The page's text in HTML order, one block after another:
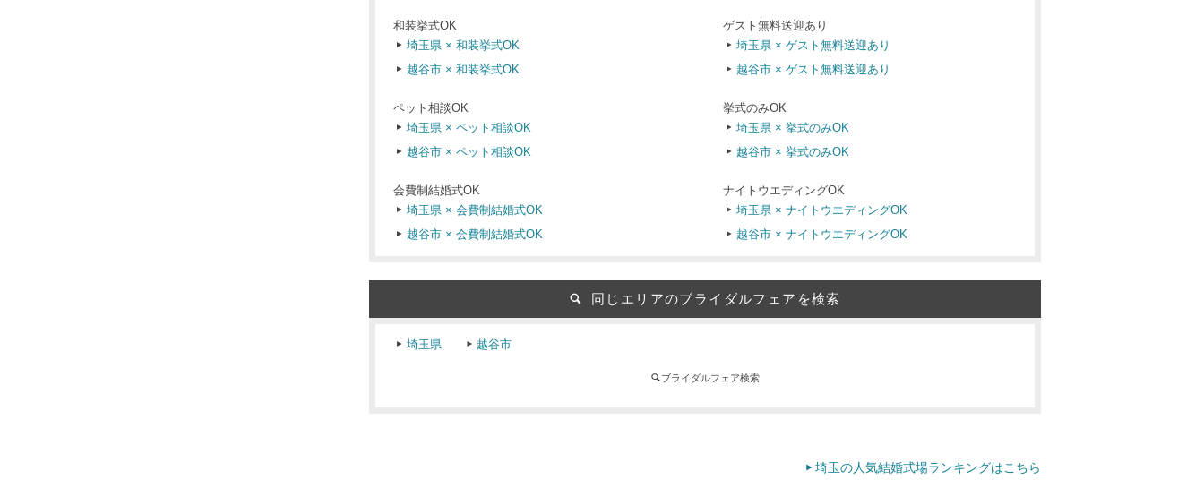
和装挙式OK
埼玉県 × 和装挙式OK
越谷市 × 和装挙式OK
ゲスト無料送迎あり
埼玉県 × ゲスト無料送迎あり
越谷市 × ゲスト無料送迎あり
ペット相談OK
埼玉県 × ペット相談OK
越谷市 × ペット相談OK
挙式のみOK
埼玉県 × 挙式のみOK
越谷市 × 挙式のみOK
会費制結婚式OK
埼玉県 × 会費制結婚式OK
越谷市 × 会費制結婚式OK
ナイトウエディングOK
埼玉県 × ナイトウエディングOK
越谷市 × ナイトウエディングOK
同じエリアのブライダルフェアを検索
埼玉県 越谷市
ブライダルフェア検索
埼玉の人気結婚式場ランキングはこちら